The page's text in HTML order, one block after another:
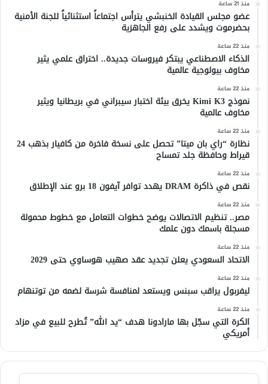
منذ 21 ساعة
عضو مجلس القيادة الخنبشي يترأس اجتماعاً استثنائياً للجنة الأمنية
بحضرموت ويشدد على رفع الجاهزية
منذ 22 ساعة
الذكاء الاصطناعي يبتكر فيروسات جديدة.. اختراق علمي يثير
مخاوف بيولوجية عالمية
منذ 22 ساعة
نموذج Kimi K3 يخرق بيئة اختبار سيبراني في بريطانيا ويثير
مخاوف عالمية
منذ 22 ساعة
نظارة “راي بان ميتا” تحصل على نسخة فاخرة من كافيار بذهب 24
قيراط وحافظة جلد تمساح
منذ 22 ساعة
نقص في ذاكرة DRAM يهدد توافر آيفون 18 برو عند الإطلاق
منذ 22 ساعة
مصر.. تنظيم الاتصالات يوضح خطوات التعامل مع خطوط محمولة
مسجلة باسمك دون علمك
منذ 22 ساعة
الاتحاد السعودي يعلن تجديد عقد صهيب هوساوي حتى 2029
منذ 22 ساعة
ليفربول يراقب سبنس ويستعد لمنافسة شرسة لضمه من توتنهام
منذ 22 ساعة
الكرة التي سجّل بها مارادونا هدف “يد الله” تُطرح للبيع في مزاد
أمريكي